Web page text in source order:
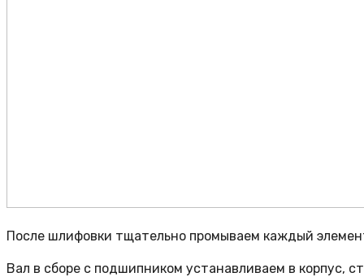
После шлифовки тщательно промываем каждый
Вал в сборе с подшипником устанавливаем в корпус,